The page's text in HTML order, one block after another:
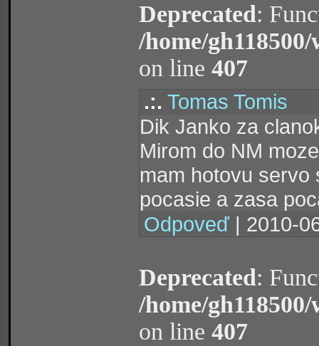
Deprecated:
/home/
on line 407
.:. Tomas Tomis
Dik Janko za
Mirom do NM
mam hotovu servo
pocasie a zasa
Odpoveď | 2010-
Deprecated:
/home/
on line 407